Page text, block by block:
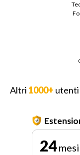
Altri 1000+ utenti
24mesi